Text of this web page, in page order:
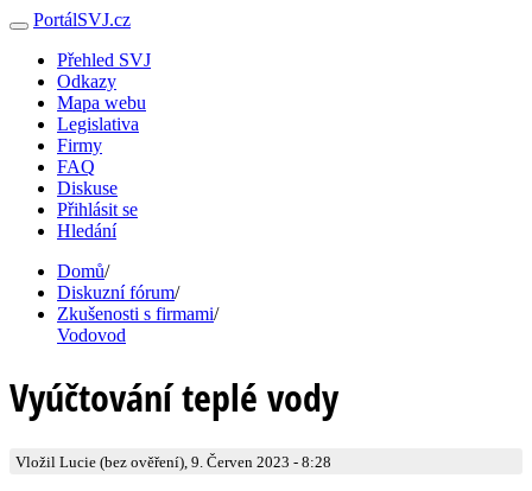
PortálSVJ.cz
Přehled SVJ
Odkazy
Mapa webu
Legislativa
Firmy
FAQ
Diskuse
Přihlásit se
Hledání
Domů/
Diskuzní fórum/
Zkušenosti s firmami/
Vodovod
Vyúčtování teplé vody
Vložil Lucie (bez ověření), 9. Červen 2023 - 8:28